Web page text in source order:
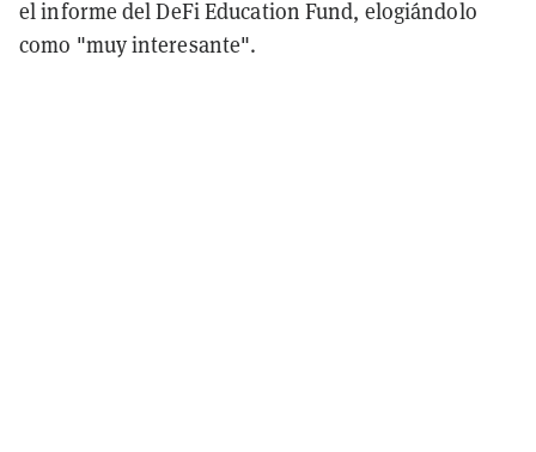
el informe del DeFi Education Fund, elogiándolo
como "muy interesante".